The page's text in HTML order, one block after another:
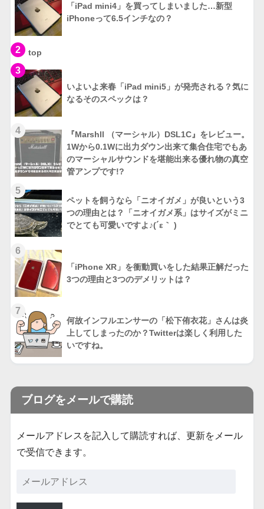
「iPad mini4」を買ってしまいました…新型
iPhoneって6.5インチなの？
2 top
3
いよいよ来春「iPad mini5」が発売される？気に
なるそのスペックは？
4
『Marshll （マーシャル）DSL1C』をレビュー。
1Wから0.1Wに出力ダウン出来て集合住宅でもあ
のマーシャルサウンドを堪能出来る優れ物の真空
管アンプです!?
5
ペットを飼うなら「ニオイガメ」が良いという3
つの理由とは？「ニオイガメ系」はサイズがミニ
でとても可愛いですよ♪(´ε｀ )
6
「iPhone XR」を衝動買いをした結果正解だった
3つの理由と3つのデメリットは？
7
何故インフルエンサーの「松下侑衣花」さんは炎
上してしまったのか？Twitterは楽しく利用した
いですね。
ブログをメールで購読
メールアドレスを記入して購読すれば、更新をメール
で受信できます。